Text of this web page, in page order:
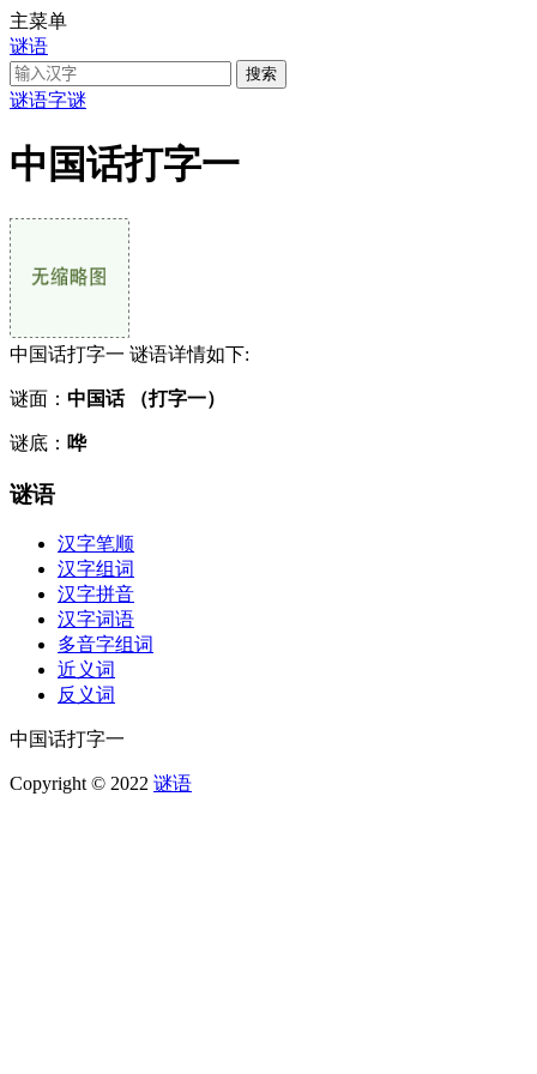
主菜单
谜语
谜语字谜
中国话打字一
中国话打字一 谜语详情如下:
谜面： 中国话 （打字一）
谜底： 哗
谜语
汉字笔顺
汉字组词
汉字拼音
汉字词语
多音字组词
近义词
反义词
中国话打字一
Copyright © 2022 谜语